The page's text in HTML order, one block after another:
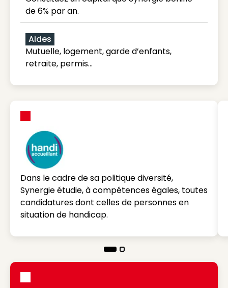
de 6% par an.
Aides
Mutuelle, logement, garde d’enfants,
retraite, permis…
Dans le cadre de sa politique diversité,
Synergie étudie, à compétences égales, toutes
candidatures dont celles de personnes en
situation de handicap.